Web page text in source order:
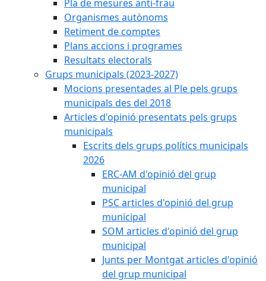
Pla de mesures anti-frau
Organismes autònoms
Retiment de comptes
Plans accions i programes
Resultats electorals
Grups municipals (2023-2027)
Mocions presentades al Ple pels grups
municipals des del 2018
Articles d'opinió presentats pels grups
municipals
Escrits dels grups polítics municipals
2026
ERC-AM d'opinió del grup
municipal
PSC articles d'opinió del grup
municipal
SOM articles d'opinió del grup
municipal
Junts per Montgat articles d'opinió
del grup municipal